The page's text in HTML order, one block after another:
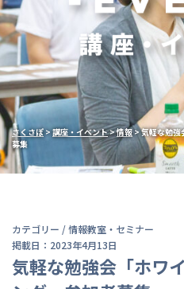
さくさぽ>講座・イベント>情報>気軽な勉強
募集
カテゴリー /情報教室・セミナー
掲載日：2023年4月13日
気軽な勉強会「ホワ